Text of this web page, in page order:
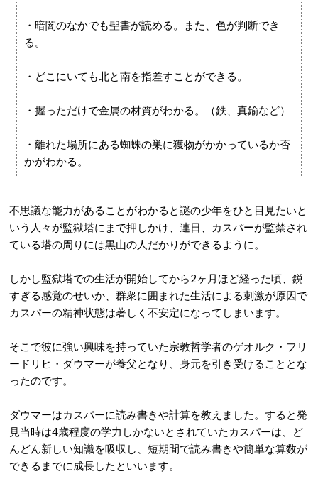
・暗闇のなかでも聖書が読める。また、色が判断でき
る。
・どこにいても北と南を指差すことができる。
・握っただけで金属の材質がわかる。（鉄、真鍮など）
・離れた場所にある蜘蛛の巣に獲物がかかっているか否
かがわかる。
不思議な能力があることがわかると謎の少年をひと目見たいと
いう人々が監獄塔にまで押しかけ、連日、カスパーが監禁され
ている塔の周りには黒山の人だかりができるように。
しかし監獄塔での生活が開始してから2ヶ月ほど経った頃、鋭
すぎる感覚のせいか、群衆に囲まれた生活による刺激が原因で
カスパーの精神状態は著しく不安定になってしまいます。
そこで彼に強い興味を持っていた宗教哲学者のゲオルク・フリ
ードリヒ・ダウマーが養父となり、身元を引き受けることとな
ったのです。
ダウマーはカスパーに読み書きや計算を教えました。すると発
見当時は4歳程度の学力しかないとされていたカスパーは、ど
んどん新しい知識を吸収し、短期間で読み書きや簡単な算数が
できるまでに成長したといいます。